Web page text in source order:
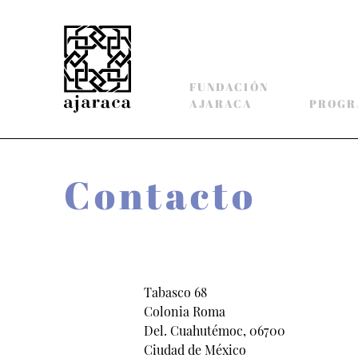
FUNDACIÓN
AJARACA
Contacto
Tabasco 68
Colonia Roma
Del. Cuahutémoc, 06700
Ciudad de México